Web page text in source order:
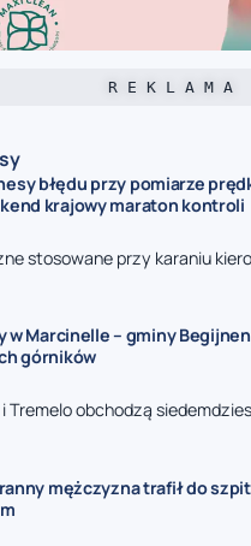
R E K L A M A
błędu przy pomiarze
krajowy maraton kontroli
stosowane przy karaniu
w Marcinelle – gminy
górników
Tremelo obchodzą
mężczyzna trafił do